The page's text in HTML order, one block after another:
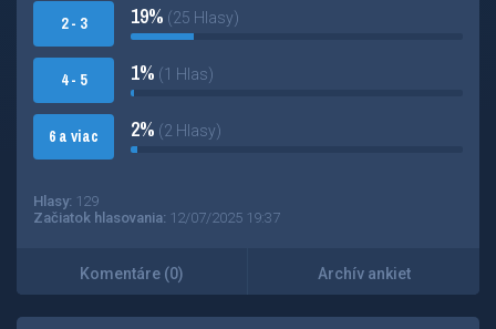
2 - 3
4 - 5
6 a viac
19% (25 Hlasy)
1% (1 Hlas)
2% (2 Hlasy)
Hlasy: 129
Začiatok hlasovania: 12/07/2025 19:37
Komentáre (0) Archív ankiet